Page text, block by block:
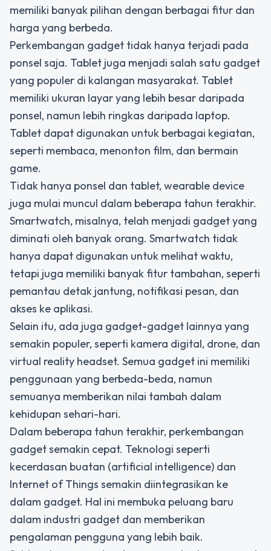
memiliki banyak pilihan dengan berbagai fitur dan
harga yang berbeda.
Perkembangan gadget tidak hanya terjadi pada
ponsel saja. Tablet juga menjadi salah satu gadget
yang populer di kalangan masyarakat. Tablet
memiliki ukuran layar yang lebih besar daripada
ponsel, namun lebih ringkas daripada laptop.
Tablet dapat digunakan untuk berbagai kegiatan,
seperti membaca, menonton film, dan bermain
game.
Tidak hanya ponsel dan tablet, wearable device
juga mulai muncul dalam beberapa tahun terakhir.
Smartwatch, misalnya, telah menjadi gadget yang
diminati oleh banyak orang. Smartwatch tidak
hanya dapat digunakan untuk melihat waktu,
tetapi juga memiliki banyak fitur tambahan, seperti
pemantau detak jantung, notifikasi pesan, dan
akses ke aplikasi.
Selain itu, ada juga gadget-gadget lainnya yang
semakin populer, seperti kamera digital, drone, dan
virtual reality headset. Semua gadget ini memiliki
penggunaan yang berbeda-beda, namun
semuanya memberikan nilai tambah dalam
kehidupan sehari-hari.
Dalam beberapa tahun terakhir, perkembangan
gadget semakin cepat. Teknologi seperti
kecerdasan buatan (artificial intelligence) dan
Internet of Things semakin diintegrasikan ke
dalam gadget. Hal ini membuka peluang baru
dalam industri gadget dan memberikan
pengalaman pengguna yang lebih baik.